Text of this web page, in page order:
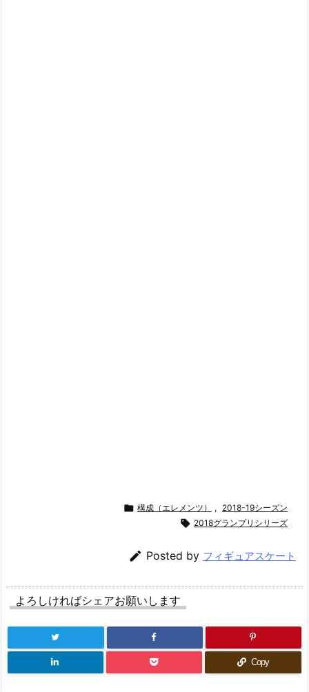
 構成（エレメンツ） , 2018-19シーズン
 2018グランプリシリーズ
 Posted by フィギュアスケート
よろしければシェアお願いします
Copy